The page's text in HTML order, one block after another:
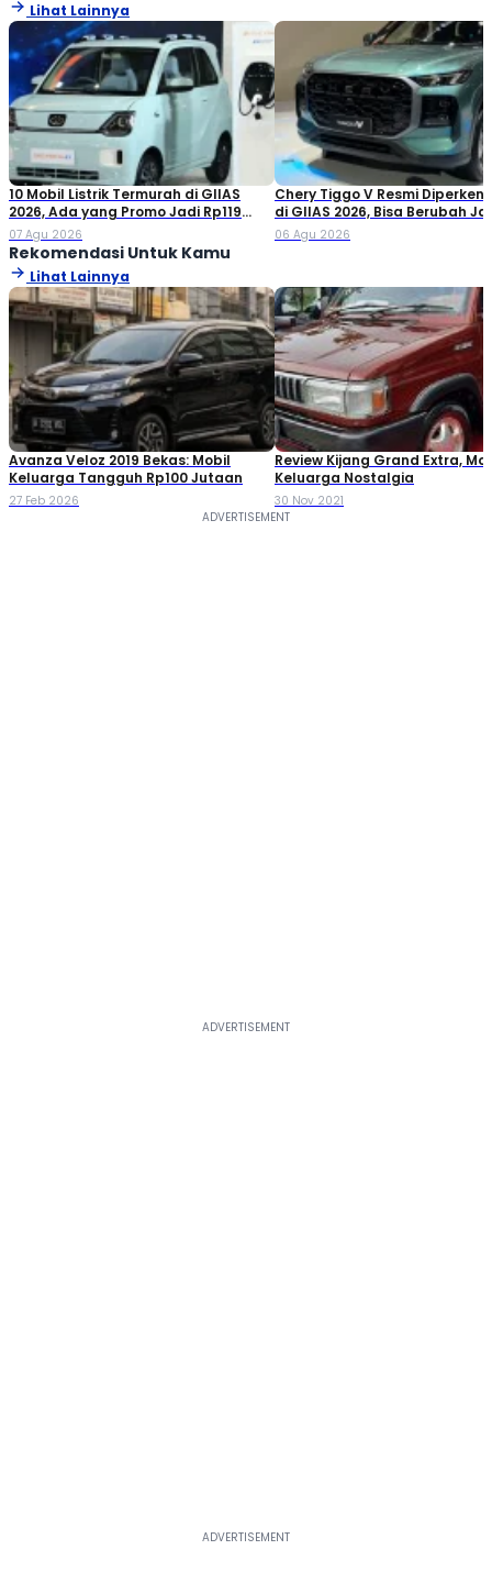
Lihat Lainnya
10 Mobil Listrik Termurah di GIIAS
2026, Ada yang Promo Jadi Rp119
Jutaan!
07 Agu 2026
Chery Tiggo V Resmi
di GIIAS 2026, Bisa Berubah
Double Cabin
06 Agu 2026
Rekomendasi Untuk Kamu
Lihat Lainnya
Avanza Veloz 2019 Bekas: Mobil
Keluarga Tangguh Rp100 Jutaan
27 Feb 2026
Review Kijang Grand Extra,
Keluarga Nostalgia
30 Nov 2021